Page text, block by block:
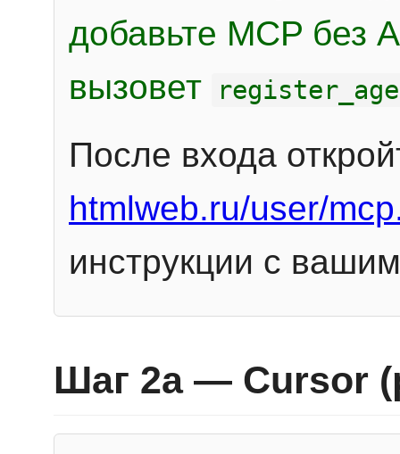
добавьте MCP без
вызовет
После входа
htmlweb.ru/user/
инструкции с
Шаг 2a — Cursor